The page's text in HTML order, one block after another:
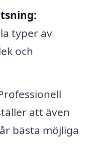
typer av
och
att även
bästa möjliga